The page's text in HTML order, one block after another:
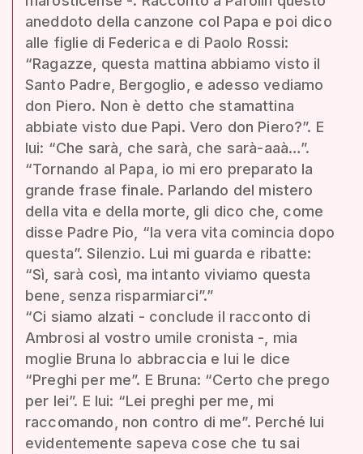
aneddoto della canzone col Papa e poi dico
alle figlie di Federica e di Paolo Rossi:
“Ragazze, questa mattina abbiamo visto il
Santo Padre, Bergoglio, e adesso vediamo
don Piero. Non è detto che stamattina
abbiate visto due Papi. Vero don Piero?”. E
lui: “Che sarà, che sarà, che sarà-aaà…”.
“Tornando al Papa, io mi ero preparato la
grande frase finale. Parlando del mistero
della vita e della morte, gli dico che, come
disse Padre Pio, “la vera vita comincia dopo
questa”. Silenzio. Lui mi guarda e ribatte:
“Sì, sarà così, ma intanto viviamo questa
bene, senza risparmiarci”.”
“Ci siamo alzati - conclude il racconto di
Ambrosi al vostro umile cronista -, mia
moglie Bruna lo abbraccia e lui le dice
“Preghi per me”. E Bruna: “Certo che prego
per lei”. E lui: “Lei preghi per me, mi
raccomando, non contro di me”. Perché lui
evidentemente sapeva cose che tu sai